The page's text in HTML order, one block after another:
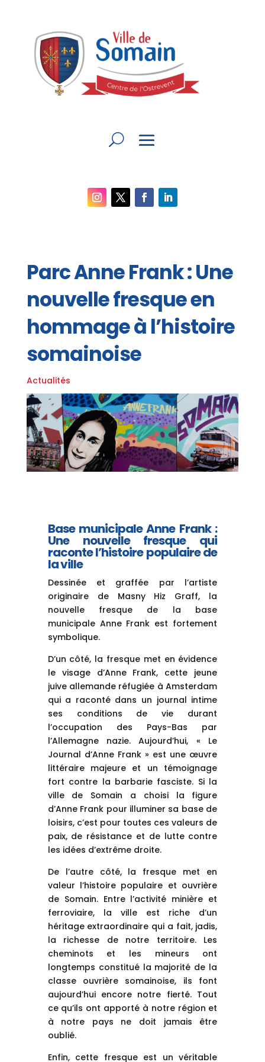
Parc Anne Frank : Une
nouvelle fresque en
hommage à l’histoire
somainoise
Actualités
Base municipale Anne Frank :
Une nouvelle fresque qui
raconte l’histoire populaire de
la ville
Dessinée et graffée par l’artiste
originaire de Masny Hiz Graff, la
nouvelle fresque de la base
municipale Anne Frank est fortement
symbolique.
D’un côté, la fresque met en évidence
le visage d’Anne Frank, cette jeune
juive allemande réfugiée à Amsterdam
qui a raconté dans un journal intime
ses conditions de vie durant
l’occupation des Pays-Bas par
l’Allemagne nazie. Aujourd’hui, « Le
Journal d’Anne Frank » est une œuvre
littéraire majeure et un témoignage
fort contre la barbarie fasciste. Si la
ville de Somain a choisi la figure
d’Anne Frank pour illuminer sa base de
loisirs, c’est pour toutes ces valeurs de
paix, de résistance et de lutte contre
les idées d’extrême droite.
De l’autre côté, la fresque met en
valeur l’histoire populaire et ouvrière
de Somain. Entre l’activité minière et
ferroviaire, la ville est riche d’un
héritage extraordinaire qui a fait, jadis,
la richesse de notre territoire. Les
cheminots et les mineurs ont
longtemps constitué la majorité de la
classe ouvrière somainoise, ils font
aujourd’hui encore notre fierté. Tout
ce qu’ils ont apporté à notre région et
à notre pays ne doit jamais être
oublié.
Enfin, cette fresque est un véritable